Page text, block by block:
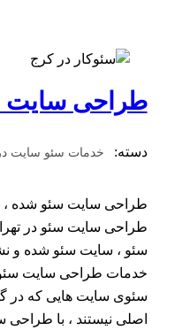
طراحی سایت
دسته: خدمات سئو سایت
طراحی سایت سئو شده
طراحی سایت سئو در
سئو ، سایت سئو شده و
خدمات طراحی سایت
سئوی سایت هایی که در
اصلی نیستند ، با طراحی